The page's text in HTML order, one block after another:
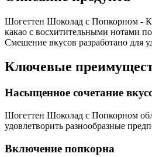
Шогеттен Шоколад с Попкорном -
какао с восхитительными нотами
Смешение вкусов разработано для
Ключевые
Насыщенное сочетание
Шогеттен Шоколад с Попкорном
удовлетворить разнообразные
Включение попкорна